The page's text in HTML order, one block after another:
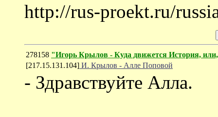
http://rus-proekt.ru/
278158 "Игорь Крылов - Куда движется История,
[217.15.131.104] И. Крылов - Алле Поповой
- Здравствуйте Алла.